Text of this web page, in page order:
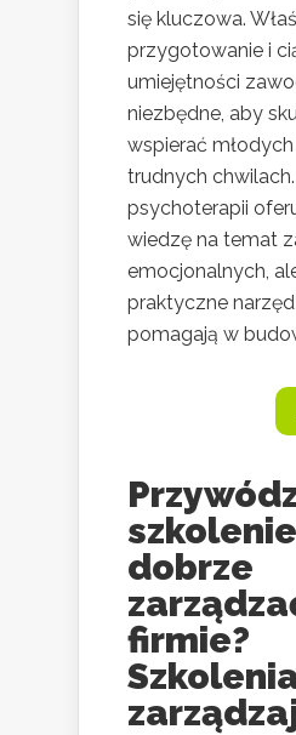
się kluczowa.
przygotowanie i
umiejętności
niezbędne, aby
wspierać
trudnych
psychoterapii
wiedzę na temat
emocjonalnych,
praktyczne
pomagają w
dobrze
firmie?